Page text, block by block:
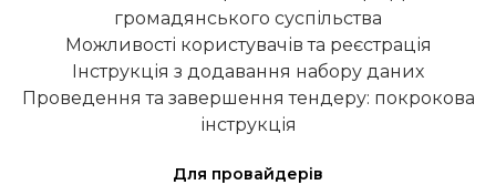
громадянського суспільства
Можливості користувачів та реєстрація
Інструкція з додавання набору даних
Проведення та завершення тендеру: покрокова
інструкція
Для провайдерів